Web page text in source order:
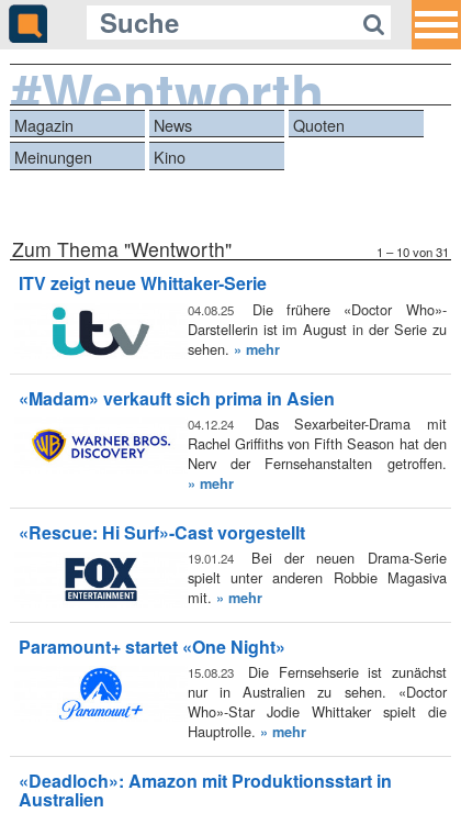
#Wentworth
Magazin News
Quoten
Meinungen
Kino
Zum Thema "Wentworth" 1 – 10 von 31
ITV zeigt neue Whittaker-Serie
04.08.25
Die frühere «Doctor Who»-
Darstellerin ist im August in der Serie zu
sehen. » mehr
«Madam» verkauft sich prima in Asien
04.12.24
Das Sexarbeiter-Drama mit
Rachel Griffiths von Fifth Season hat den
Nerv der Fernsehanstalten getroffen.
» mehr
«Rescue: Hi Surf»-Cast vorgestellt
19.01.24
Bei der neuen Drama-Serie
spielt unter anderen Robbie Magasiva
mit. » mehr
Paramount+ startet «One Night»
15.08.23
Die Fernsehserie ist zunächst
nur in Australien zu sehen. «Doctor
Who»-Star Jodie Whittaker spielt die
Hauptrolle. » mehr
«Deadloch»: Amazon mit Produktionsstart in
Australien